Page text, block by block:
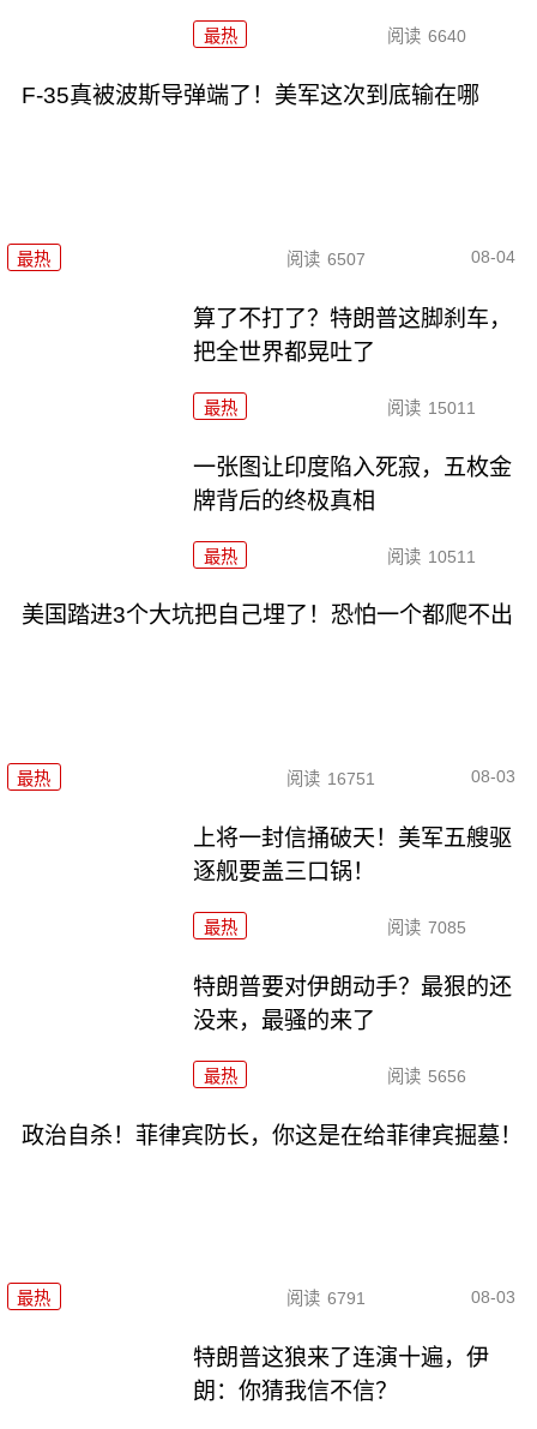
最热 阅读 6640
F-35真被波斯导弹端了！美军这次到底输在哪
最热 阅读 6507 08-04
算了不打了？特朗普这脚刹车，
把全世界都晃吐了
最热 阅读 15011
一张图让印度陷入死寂，五枚金
牌背后的终极真相
最热 阅读 10511
美国踏进3个大坑把自己埋了！恐怕一个都爬不出
最热 阅读 16751 08-03
上将一封信捅破天！美军五艘驱
逐舰要盖三口锅！
最热 阅读 7085
特朗普要对伊朗动手？最狠的还
没来，最骚的来了
最热 阅读 5656
政治自杀！菲律宾防长，你这是在给菲律宾掘墓！
最热 阅读 6791 08-03
特朗普这狼来了连演十遍，伊
朗：你猜我信不信？